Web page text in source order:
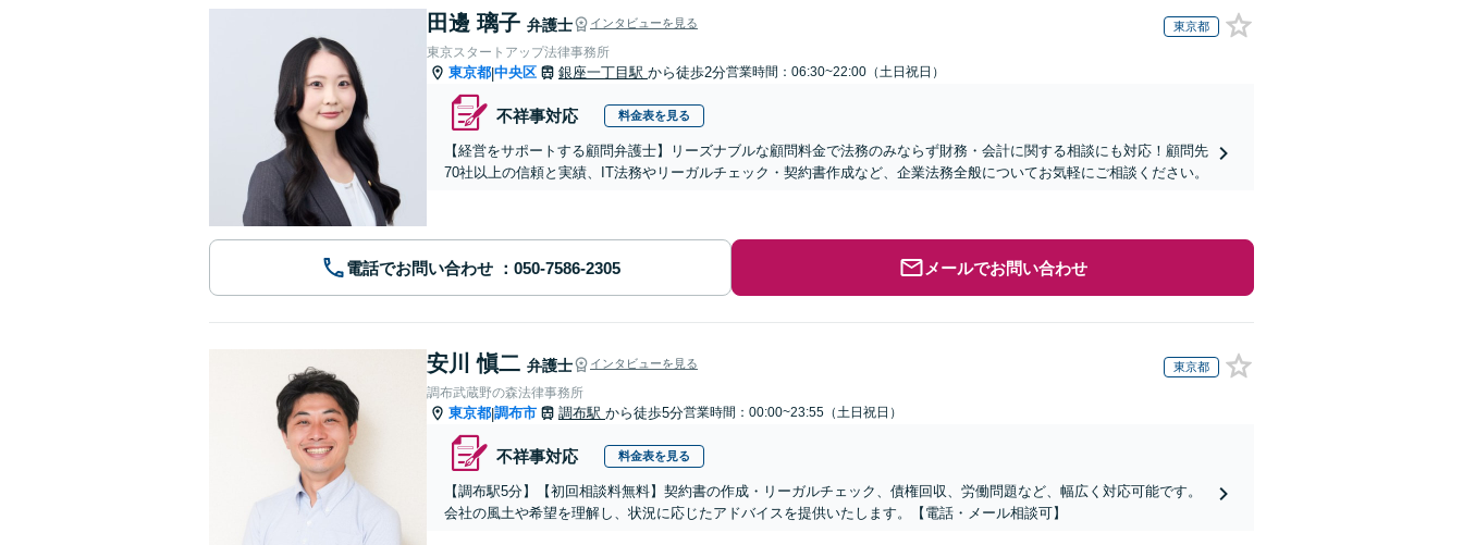
田邊 璃子 弁護士 インタビューを見る 東京都
東京スタートアップ法律事務所
東京都|中央区 銀座一丁目駅 から徒歩2分営業時間：06:30~22:00（土日祝日）
不祥事対応 料金表を見る
【経営をサポートする顧問弁護士】リーズナブルな顧問料金で法務のみならず財務・会計に関する相談にも対応！顧問先
70社以上の信頼と実績、IT法務やリーガルチェック・契約書作成など、企業法務全般についてお気軽にご相談ください。
電話でお問い合わせ メールでお問い合わせ
安川 愼二 弁護士 インタビューを見る 東京都
調布武蔵野の森法律事務所
東京都|調布市 調布駅 から徒歩5分営業時間：00:00~23:55（土日祝日）
不祥事対応 料金表を見る
【調布駅5分】【初回相談料無料】契約書の作成・リーガルチェック、債権回収、労働問題など、幅広く対応可能です。
会社の風土や希望を理解し、状況に応じたアドバイスを提供いたします。【電話・メール相談可】